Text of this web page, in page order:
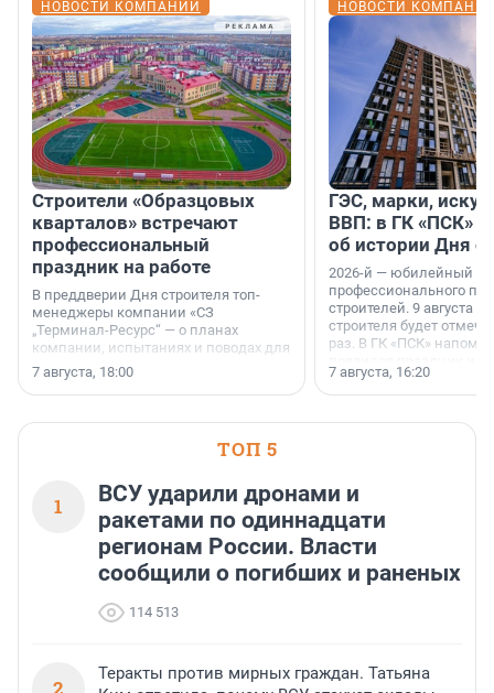
НОВОСТИ КОМПАНИЙ
Строители «Образцовых
кварталов» встречают
профессиональный
праздник на работе
В преддверии Дня строителя топ-
менеджеры компании «СЗ
„Терминал-Ресурс“ — о планах
компании, испытаниях и поводах для
осторожного оптимизма.
7 августа, 18:00
НОВОСТИ
ГЭС, марки,
ВВП: в ГК «ПСК»
об истории Дня
2026-й — юбилейный
профессионального
строителей. 9 августа
строителя будет
раз. В ГК «ПСК»
поменялась роль
7 августа, 16:20
ТОП 5
1
ВСУ ударили дронами и
ракетами по одиннадцати
регионам России. Власти
сообщили о погибших и раненых
114 513
Теракты против мирных граждан. Татьяна